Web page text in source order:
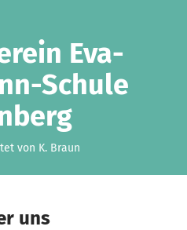
Eva-
Schule
von K. Braun
uns